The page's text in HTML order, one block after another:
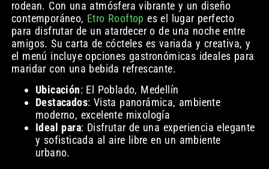
rodean. Con una atmósfera vibrante y un diseño
contemporáneo, Etro Rooftop es el lugar perfecto
para disfrutar de un atardecer o de una noche entre
amigos. Su carta de cócteles es variada y creativa, y
el menú incluye opciones gastronómicas ideales para
maridar con una bebida refrescante.
Ubicación: El Poblado, Medellín
Destacados: Vista panorámica, ambiente
moderno, excelente mixología
Ideal para: Disfrutar de una experiencia elegante
y sofisticada al aire libre en un ambiente
urbano.